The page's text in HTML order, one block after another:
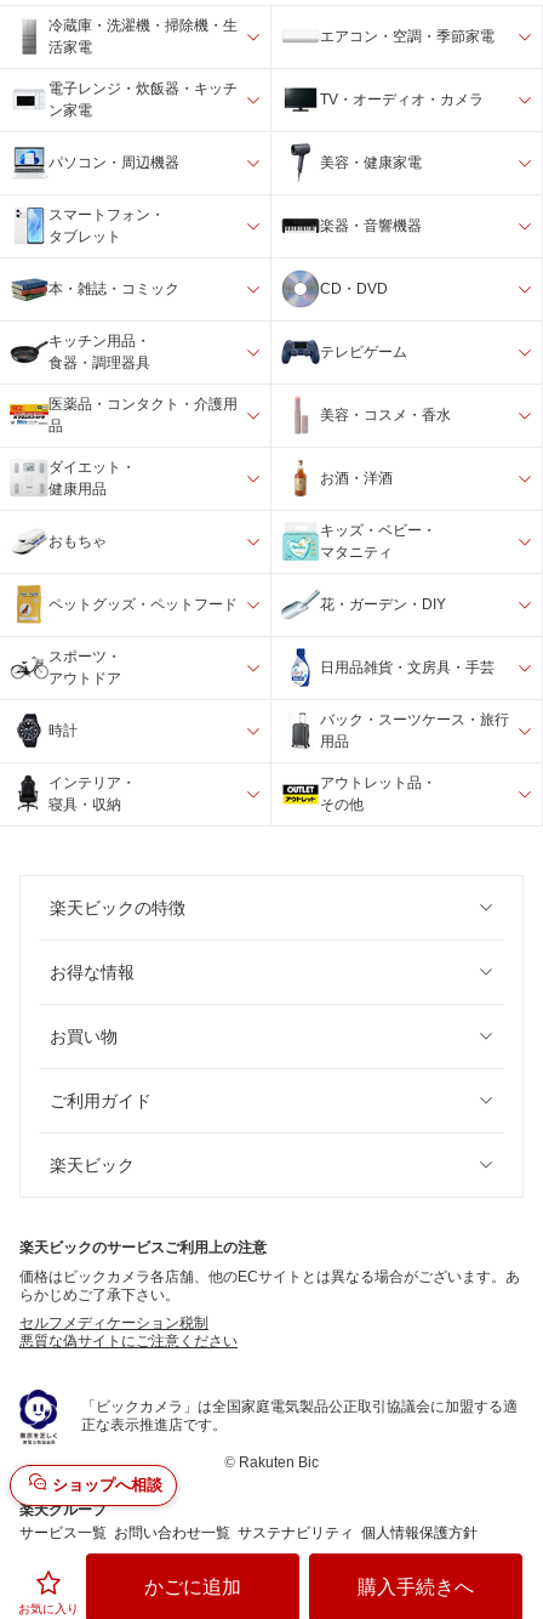
お気に入り
かごに追加 購入手続きへ
ショップへ相談
冷蔵庫・洗濯機・掃除機・生
活家電
エアコン・空調・季節家電
電子レンジ・炊飯器・キッチ
ン家電
TV・オーディオ・カメラ
パソコン・周辺機器 美容・健康家電
スマートフォン・
タブレット
楽器・音響機器
本・雑誌・コミック CD・DVD
キッチン用品・
食器・調理器具
テレビゲーム
医薬品・コンタクト・介護用
品
美容・コスメ・香水
ダイエット・
健康用品
お酒・洋酒
おもちゃ
キッズ・ベビー・
マタニティ
ペットグッズ・ペットフード 花・ガーデン・DIY
スポーツ・
アウトドア
日用品雑貨・文房具・手芸
時計
バック・スーツケース・旅行
用品
インテリア・
寝具・収納
アウトレット品・
その他
楽天ビックの特徴
お得な情報
お買い物
ご利用ガイド
楽天ビック
楽天ビックのサービスご利用上の注意
価格はビックカメラ各店舗、他のECサイトとは異なる場合がございます。あ
らかじめご了承下さい。
セルフメディケーション税制
悪質な偽サイトにご注意ください
「ビックカメラ」は全国家庭電気製品公正取引協議会に加盟する適
正な表示推進店です。
© Rakuten Bic
楽天グループ
サービス一覧 お問い合わせ一覧 サステナビリティ 個人情報保護方針